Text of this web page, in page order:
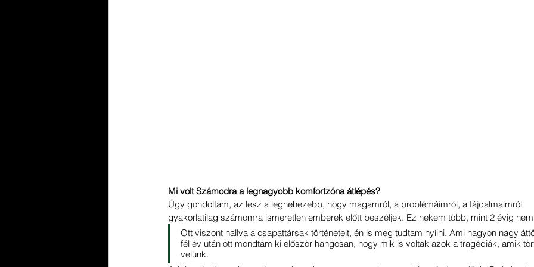
Mi volt Számodra a legnagyobb komfortzóna átlépés?
Úgy gondoltam, az lesz a legnehezebb, hogy magamról, a problémáimról, a fájdalmaimról
gyakorlatilag számomra ismeretlen emberek előtt beszéljek. Ez nekem több, mint 2 évig
Ott viszont hallva a csapattársak történeteit, én is meg tudtam nyílni. Ami nagyon nagy
fél év után ott mondtam ki először hangosan, hogy mik is voltak azok a tragédiák, amik
velünk.